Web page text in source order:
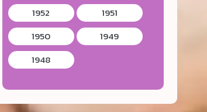
1952
1951
1950
1949
1948